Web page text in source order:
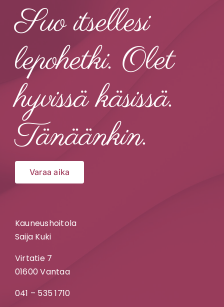
Suo itsellesi
lepohetki. Olet
hyvissä käsissä.
Tänäänkin.
Varaa aika
Kauneushoitola
Saija Kuki
Virtatie 7
01600 Vantaa
041 – 535 1710